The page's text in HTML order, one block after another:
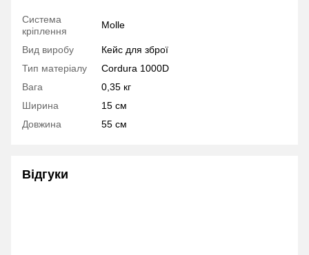
Система
кріплення
Molle
Вид виробу
Кейс для зброї
Тип матеріалу
Cordura 1000D
Вага
0,35 кг
Ширина
15 см
Довжина
55 см
Відгуки